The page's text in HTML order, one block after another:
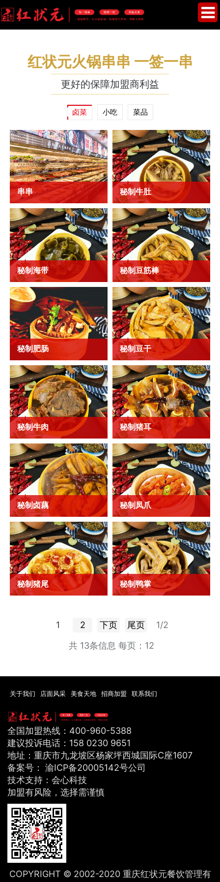
红状元火锅串串 一签一串
更好的保障加盟商利益
卤菜 小吃 菜品
串串 秘制牛肚
秘制牛肚
秘制海带 秘制豆筋棒
秘制肥肠 秘制豆干
秘制牛肉
秘制牛肉
秘制猪耳
秘制猪耳
秘制卤藕
秘制卤藕
秘制凤爪
秘制凤爪
秘制猪尾 秘制鸭掌
1 2 下页 尾页
1/2
每页：12
共 13条信息
关于我们 店面风采 美食天地 招商加盟 联系我们
全国加盟热线：400-960-5388
建议投诉电话：158 0230 9651
地址：重庆市九龙坡区杨家坪西城国际C座1607
备案号： 渝ICP备20005142号公司
技术支持：会心科技
加盟有风险，选择需谨慎
COPYRIGHT © 2002-2020 重庆红状元餐饮管理有